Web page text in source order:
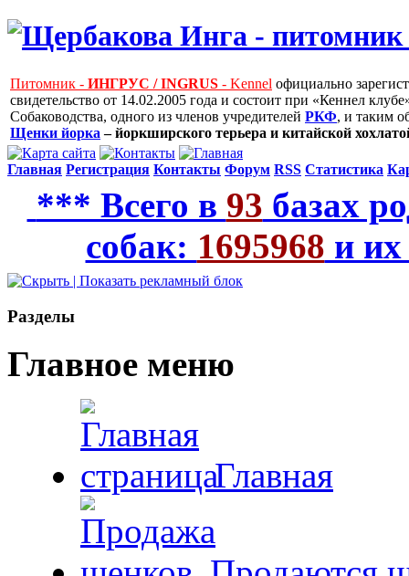
Питомник - ИНГРУС / INGRUS - Kennel официально
свидетельство от 14.02.2005 года и состоит при «Кеннел
Собаководства, одного из членов учредителей РКФ, и таким
Щенки йорка – йоркширского терьера и китайской
Главная Регистрация Контакты Форум RSS Статистика
*** Всего в 93 базах
собак: 1695968 и
Рaзделы
Главное меню
Главная